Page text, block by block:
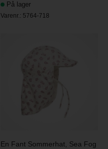
På lager
Varenr.: 5764-718
En Fant Sommerhat, Sea Fog